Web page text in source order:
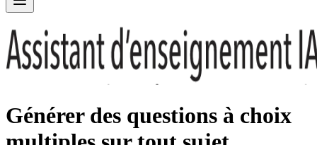
Générer des questions à choix